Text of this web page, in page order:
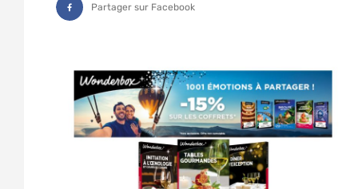
Partager sur Facebook